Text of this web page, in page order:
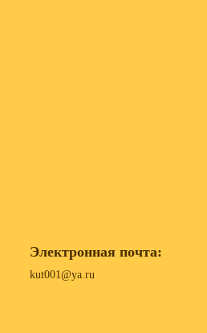
Электронная почта:
kut001@ya.ru